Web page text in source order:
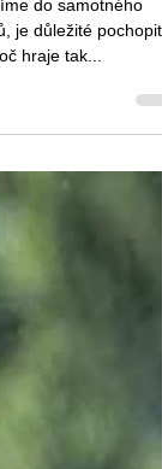
do samotného